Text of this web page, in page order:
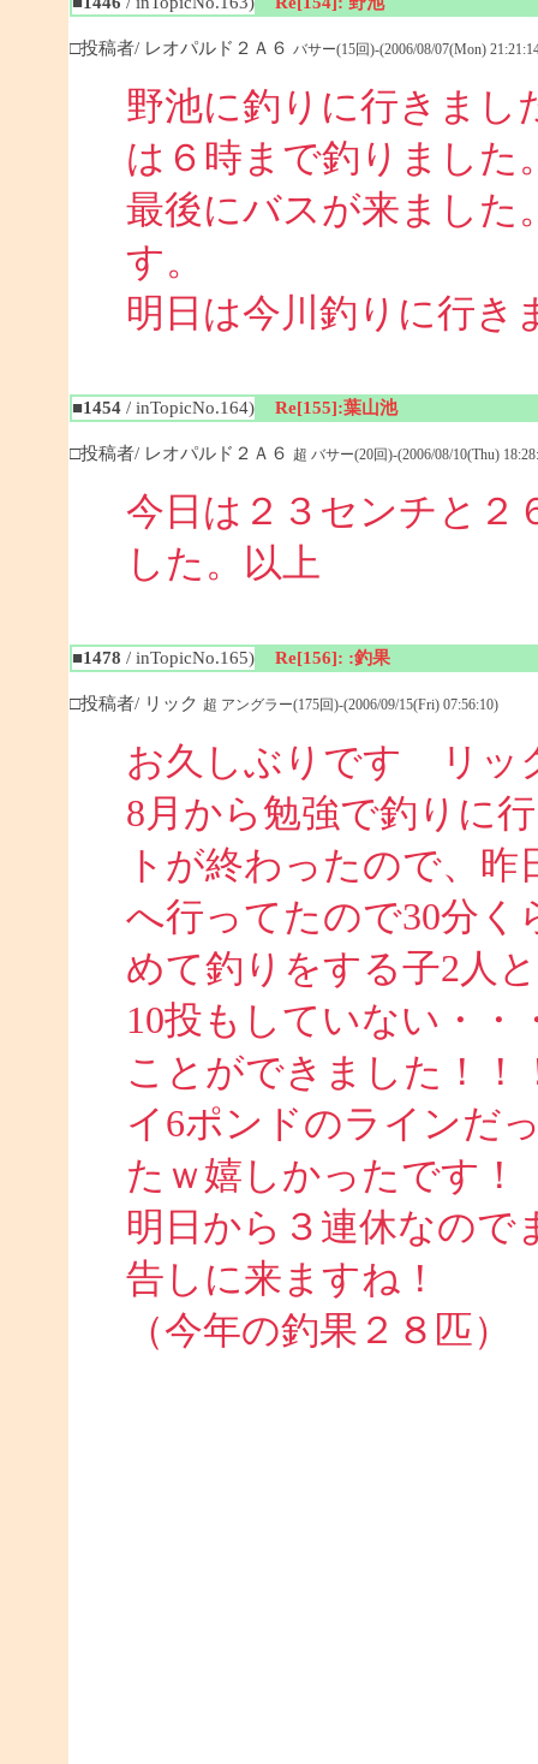
□投稿者/ レオパルド２Ａ６ バサー(15回)-(2006/08/07(Mon)
野池に釣りに行きまし
は６時まで釣りました
最後にバスが来ました
す。
明日は今川釣りに行き
■1454/ inTopicNo.164) Re[155]:葉山池
□投稿者/ レオパルド２Ａ６ 超 バサー(20回)-(2006/08/10(Thu)
今日は２３センチと２
した。以上
■1478 / inTopicNo.165) Re[156]: :釣果
□投稿者/ リック 超 アングラー(175回)-(2006/09/15(Fri) 07:56:10)
お久しぶりです リッ
8月から勉強で釣りに
トが終わったので、
へ行ってたので30分
めて釣りをする子2人
10投もしていない・・
ことができました！
イ6ポンドのラインだ
たｗ嬉しかったです！
明日から３連休なので
告しに来ますね！
（今年の釣果２８匹）